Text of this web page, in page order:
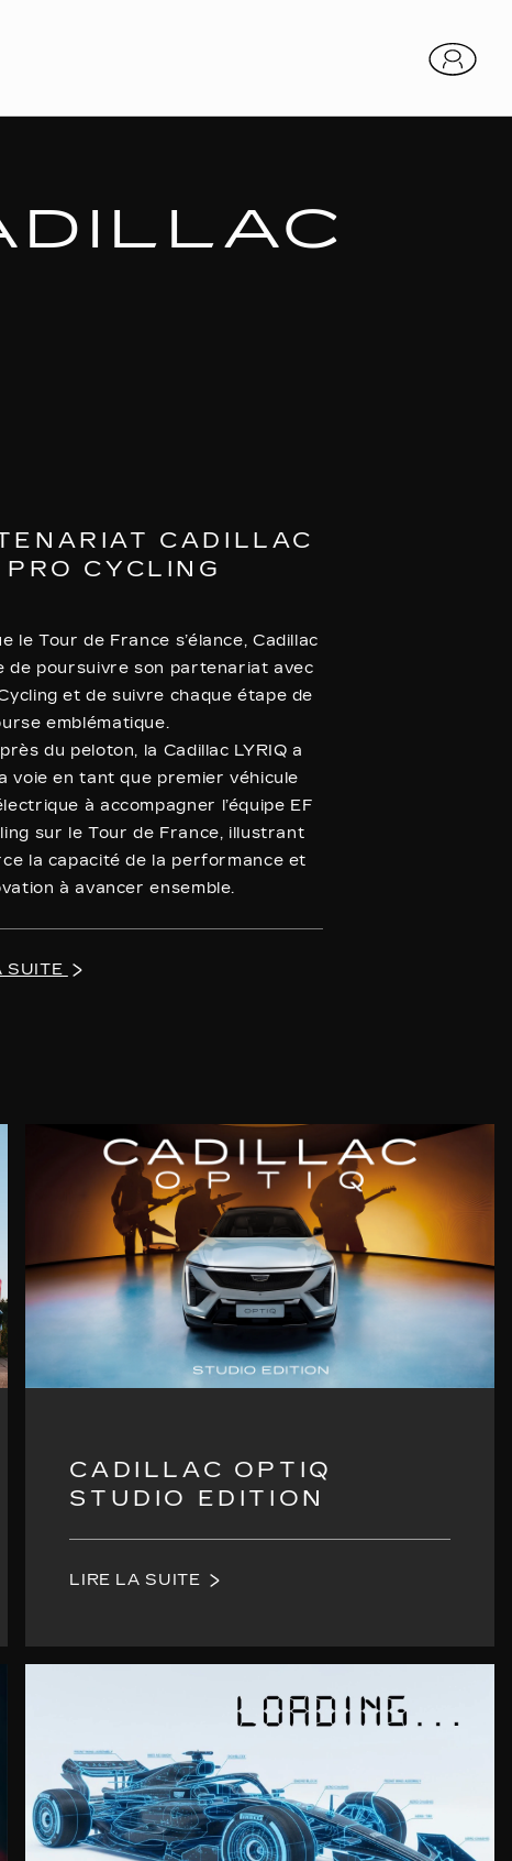
CADILLAC
CYCLING
le Tour de France s’élance, Cadillac
de poursuivre son partenariat avec
et de suivre chaque étape de
emblématique.
du peloton, la Cadillac LYRIQ a
voie en tant que premier véhicule
à accompagner l’équipe EF
sur le Tour de France, illustrant
la capacité de la performance et
à avancer ensemble.
SUITE
CADILLAC OPTIQ
STUDIO EDITION
LIRE LA SUITE